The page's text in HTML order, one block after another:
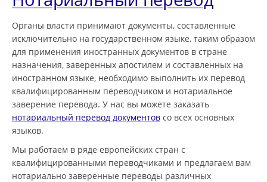
Органы власти принимают документы, составленные
исключительно на государственном языке, таким образом
для применения иностранных документов в стране
назначения, заверенных апостилем и составленных на
иностранном языке, необходимо выполнить их перевод
квалифицированным переводчиком и нотариальное
заверение перевода. У нас вы можете заказать
нотариальный перевод документов со всех основных
языков.
Мы работаем в ряде европейских стран с
квалифицированными переводчиками и предлагаем вам
нотариально заверенные переводы различных